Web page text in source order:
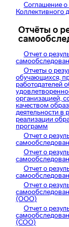
Соглашение
Коллективного
Отчёты о
Отчет о
Отчеты о
обучающихся,
работодателей
организацией,
качеством
деятельности в
реализации
программ
Отчет о
Отчет о
Отчет о
Отчет о
(ООО)
Отчет о
(СОО)